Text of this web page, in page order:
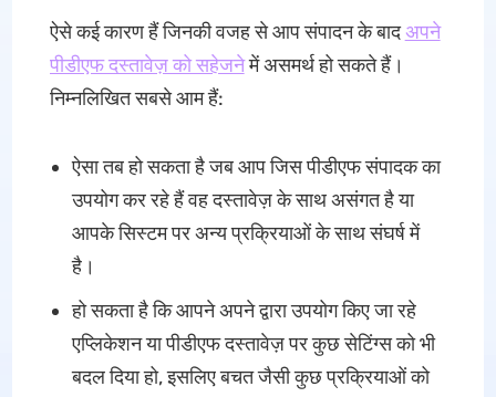
ऐसे कई कारण हैं जिनकी वजह से आप संपादन के बादअपने
पीडीएफ दस्तावेज़ को सहेजनेमें असमर्थ हो सकते हैं।
निम्नलिखित सबसे आम हैं:
ऐसा तब हो सकता है जब आप जिस पीडीएफ संपादक का
उपयोग कर रहे हैं वह दस्तावेज़ के साथ असंगत है या
आपके सिस्टम पर अन्य प्रक्रियाओं के साथ संघर्ष में
है।
हो सकता है कि आपने अपने द्वारा उपयोग किए जा रहे
एप्लिकेशन या पीडीएफ दस्तावेज़ पर कुछ सेटिंग्स को भी
बदल दिया हो, इसलिए बचत जैसी कुछ प्रक्रियाओं को